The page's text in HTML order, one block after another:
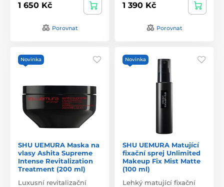
1 650 Kč
Porovnat
1 390 Kč
Porovnat
Novinka
SHU UEMURA Maska na
vlasy Ashita Supreme
Intense Revitalization
Treatment (200 ml)
Luxusní revitalizační
Novinka
SHU UEMURA Matující
fixační sprej Unlimited
Makeup Fix Mist Matte
(100 ml)
Lehký matující fixační